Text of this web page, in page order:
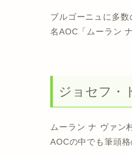
ブルゴーニュに多
名AOC「ムーラン
ジョセフ・
ムーラン ナ ヴァン
AOCの中でも筆頭格